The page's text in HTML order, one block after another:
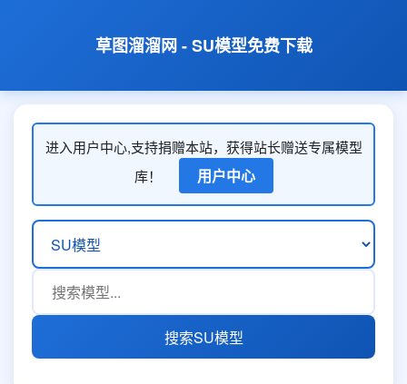
草图溜溜网 - SU模型免费下载
进入用户中心,支持捐赠本站，获得站长赠送专属模型
库！
用户中心
搜索SU模型